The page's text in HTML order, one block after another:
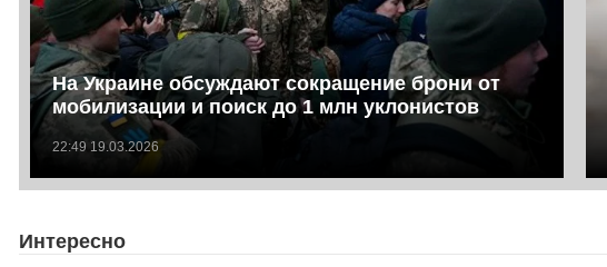
На Украине обсуждают сокращение брони от
мобилизации и поиск до 1 млн уклонистов
22:49 19.03.2026
Интересно